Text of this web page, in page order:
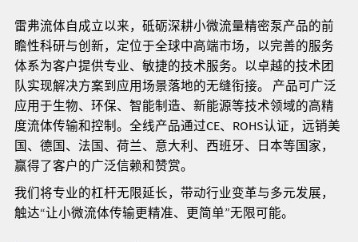
雷弗流体自成立以来，砥砺深耕小微流量精密泵产品的前
瞻性科研与创新，定位于全球中高端市场，以完善的服务
体系为客户提供专业、敏捷的技术服务。以卓越的技术团
队实现解决方案到应用场景落地的无缝衔接。 产品可广泛
应用于生物、环保、智能制造、新能源等技术领域的高精
度流体传输和控制。全线产品通过CE、ROHS认证，远销美
国、德国、法国、荷兰、意大利、西班牙、日本等国家，
赢得了客户的广泛信赖和赞赏。
我们将专业的杠杆无限延长，带动行业变革与多元发展，
触达“让小微流体传输更精准、更简单”无限可能。